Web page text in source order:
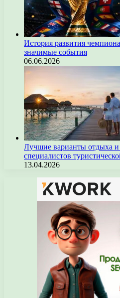
История развития
значимые события
06.06.2026
Лучшие варианты отдыха
специалистов
13.04.2026